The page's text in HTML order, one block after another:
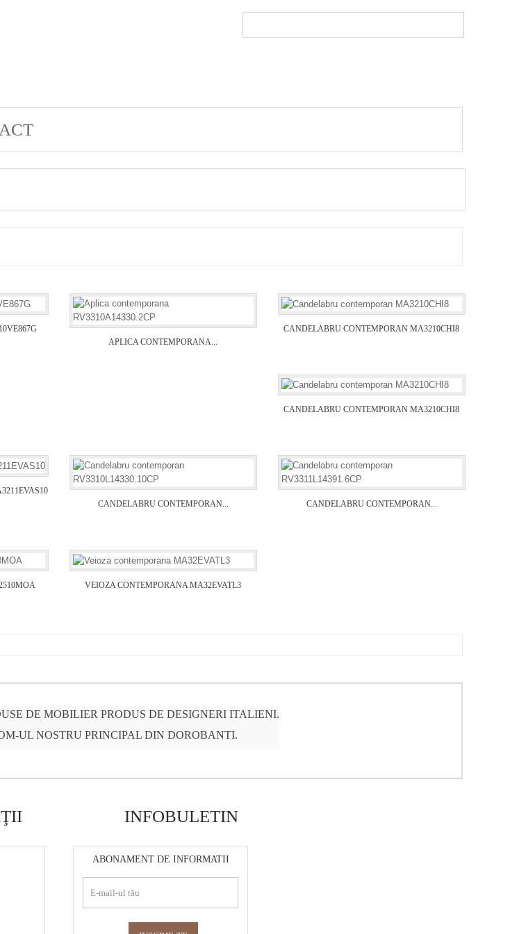
APLICA CONTEMPORANA...
CANDELABRU CONTEMPORAN MA3210CHI8
CANDELABRU CONTEMPORAN MA3210CHI8
CANDELABRU CONTEMPORAN...
CANDELABRU CONTEMPORAN...
VEIOZA CONTEMPORANA MA32EVATL3
DE MOBILIER PRODUS DE DESIGNERI ITALIENI.
UL NOSTRU PRINCIPAL DIN DOROBANTI.
INFOBULETIN
ABONAMENT DE INFORMATII